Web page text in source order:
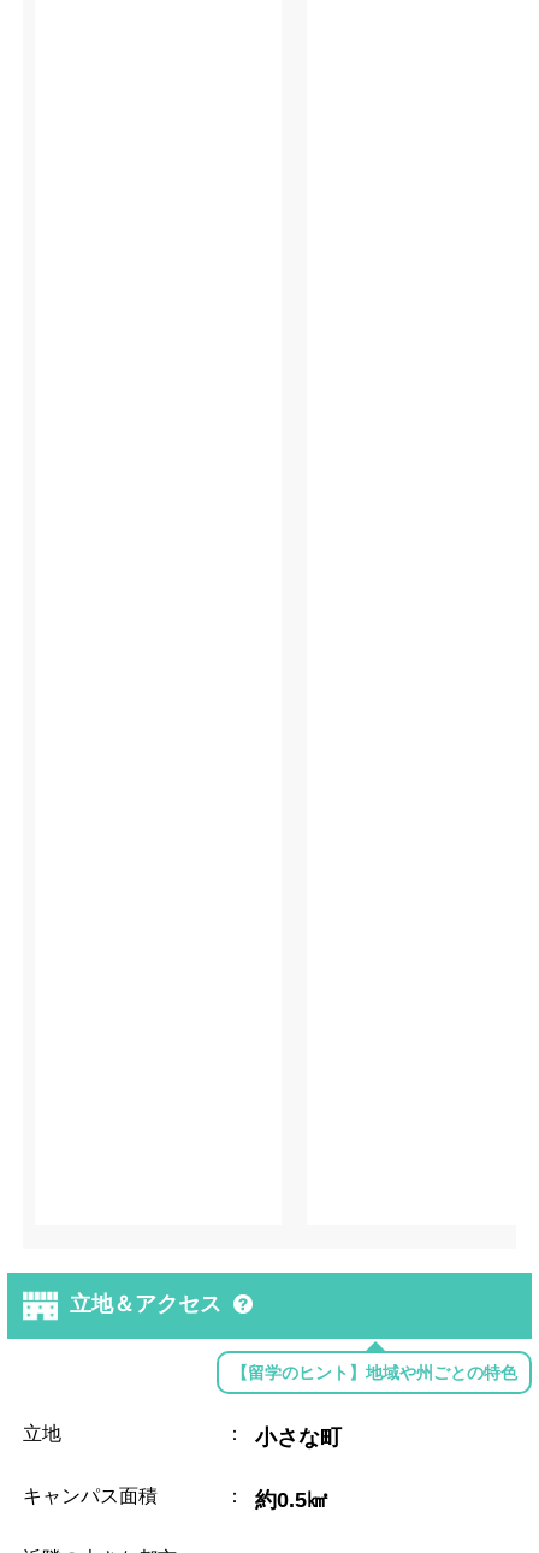
立地＆アクセス
【留学のヒント】地域や州ごとの特色
立地 ： 小さな町
キャンパス面積 ： 約0.5㎢